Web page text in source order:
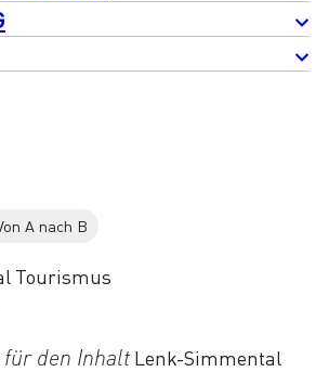
A nach B
Tourismus
den InhaltLenk-Simmental